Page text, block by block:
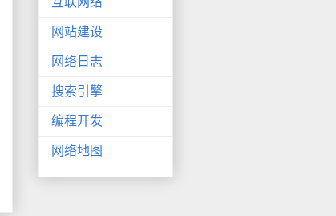
网站建设
网络日志
搜索引擎
编程开发
网络地图